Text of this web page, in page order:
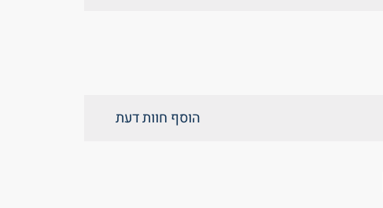
הוסף חוות דעת